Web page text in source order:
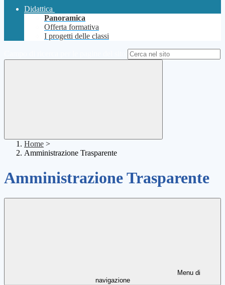
Didattica
Panoramica
Offerta formativa
I progetti delle classi
Home >
Amministrazione Trasparente
Amministrazione Trasparente
Menu di
navigazione